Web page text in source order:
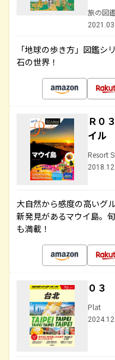
旅の図
「地球の歩き方」図鑑シ
石の世界！
Ｒ０
イル
Resort
大自然から感度の高いグ
新発見があるマウイ島。
も満載！
０３
Plat